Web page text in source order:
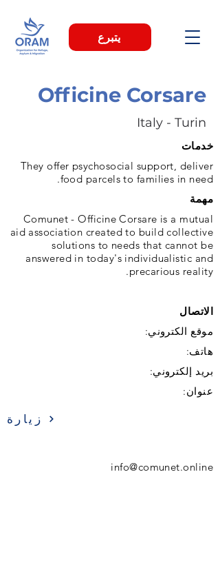
يتبرع
Officine Corsare
Italy - Turin
خدمات
They offer psychosocial support, deliver
food parcels to families in need.
مهمة
Comunet - Officine Corsare is a mutual
aid association created to build collective
solutions to needs that cannot be
answered in today's individualistic and
precarious reality.
الاتصال
موقع الكتروني:
هاتف:
بريد إلكتروني:
عنوان:
زيارة
info@comunet.online